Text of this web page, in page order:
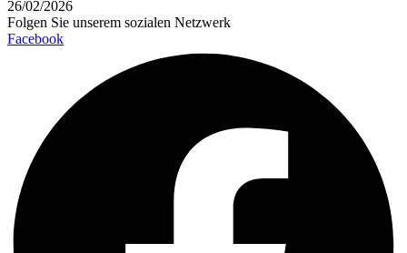
26/02/2026
Folgen Sie unserem sozialen Netzwerk
Facebook